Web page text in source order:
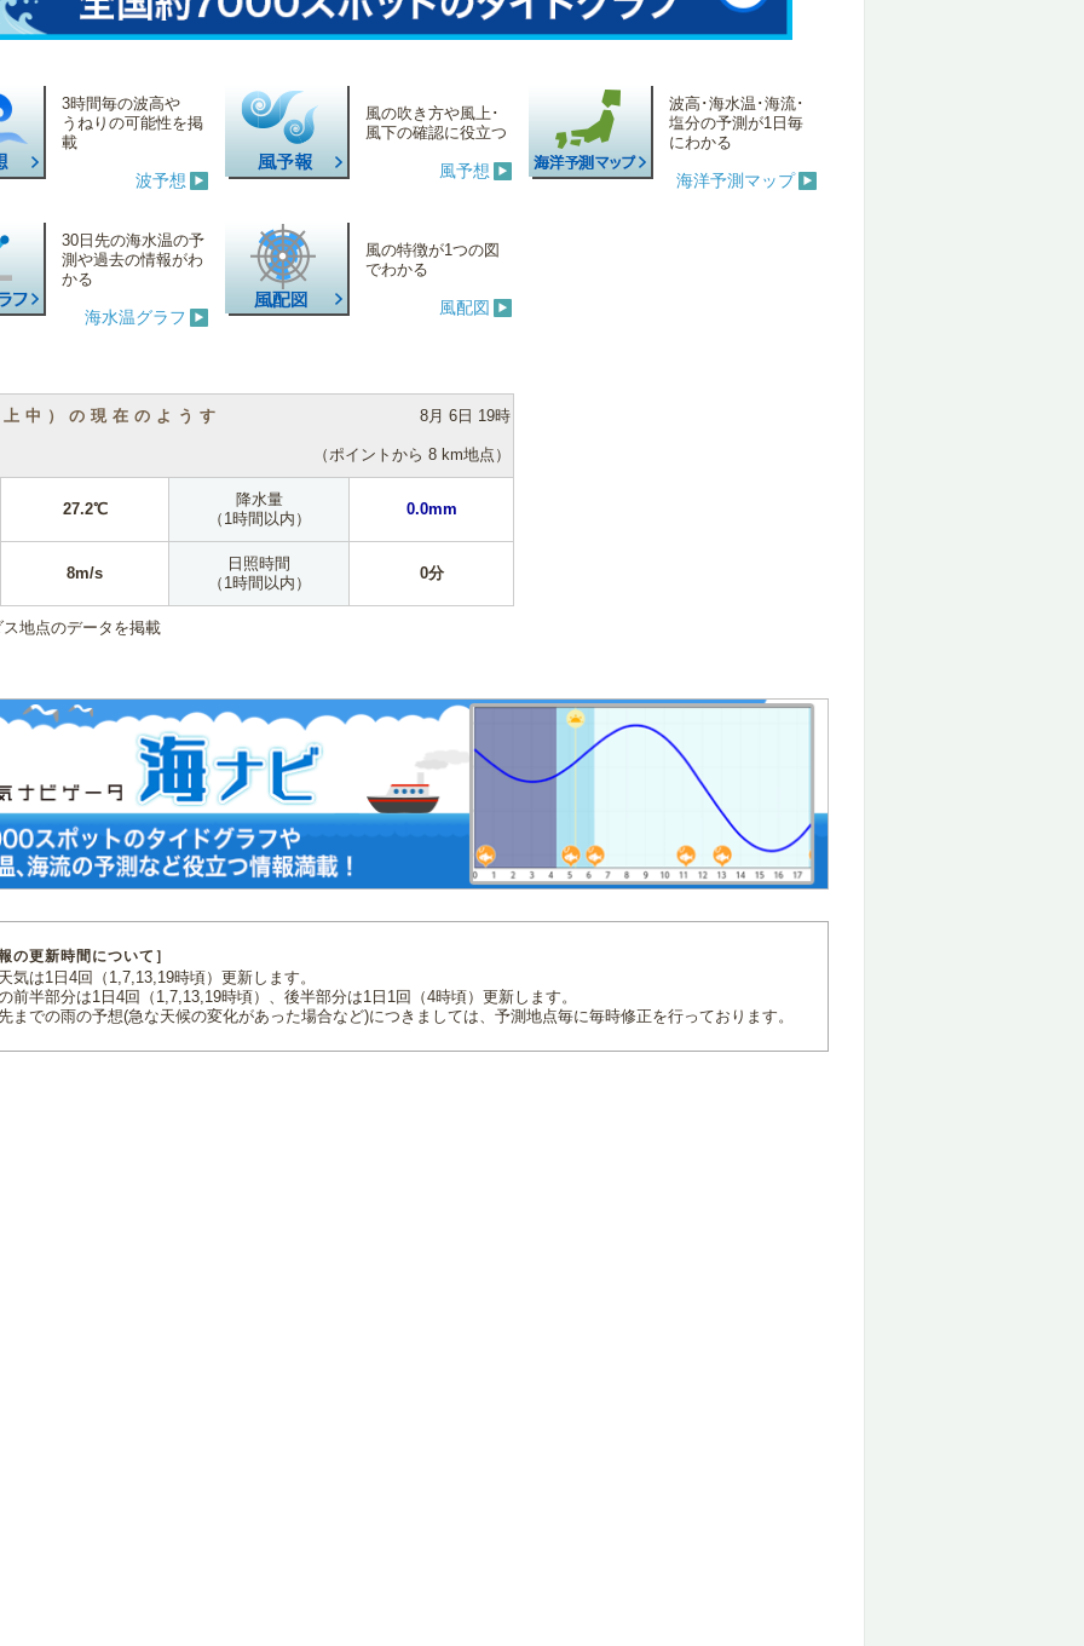
3時間毎の波高や
うねりの可能性を掲
載
波予想
風の吹き方や風上･
風下の確認に役立つ
風予想
波高･海水温･海流･
塩分の予測が1日毎
にわかる
海洋予測マップ
30日先の海水温の予
測や過去の情報がわ
かる
海水温グラフ
風の特徴が1つの図
でわかる
風配図
中）の現在のようす 8月 6日 19時
（ポイントから 8 km地点）
27.2℃
降水量
（1時間以内）
0.0mm
8m/s
日照時間
（1時間以内）
0分
地点のデータを掲載
の更新時間について］
気は1日4回（1,7,13,19時頃）更新します。
前半部分は1日4回（1,7,13,19時頃）、後半部分は1日1回（4時頃）更新します。
までの雨の予想(急な天候の変化があった場合など)につきましては、予測地点毎に毎時修正を行っております。